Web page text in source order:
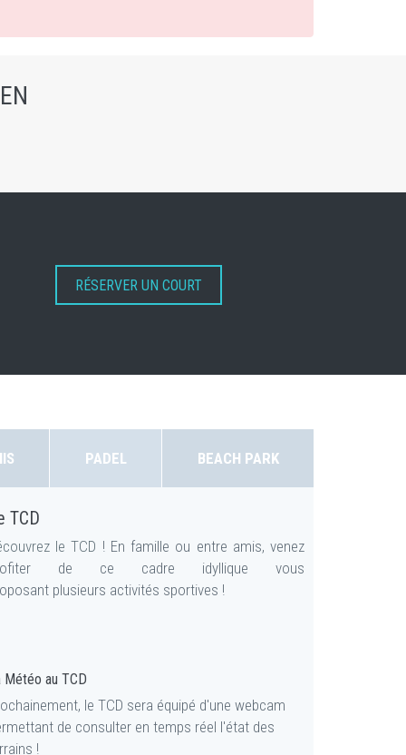
RÉSERVER UN COURT
PADEL BEACH PARK
TCD
le TCD ! En famille ou entre amis, venez
de ce cadre idyllique vous
plusieurs activités sportives !
Météo au TCD
le TCD sera équipé d'une webcam
de consulter en temps réel l'état des
!